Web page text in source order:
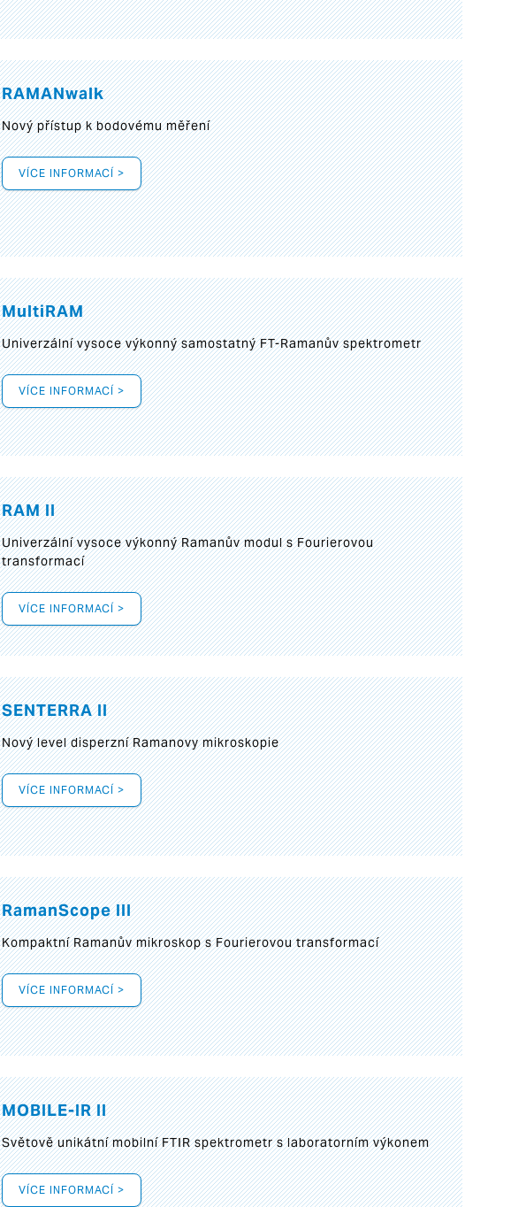
RAMANwalk
Nový přístup k bodovému měření
VÍCE INFORMACÍ >
MultiRAM
Univerzální vysoce výkonný samostatný FT-Ramanův spektrometr
VÍCE INFORMACÍ >
RAM II
Univerzální vysoce výkonný Ramanův modul s Fourierovou
transformací
VÍCE INFORMACÍ >
SENTERRA II
Nový level disperzní Ramanovy mikroskopie
VÍCE INFORMACÍ >
RamanScope III
Kompaktní Ramanův mikroskop s Fourierovou transformací
VÍCE INFORMACÍ >
MOBILE-IR II
Světově unikátní mobilní FTIR spektrometr s laboratorním výkonem
VÍCE INFORMACÍ >